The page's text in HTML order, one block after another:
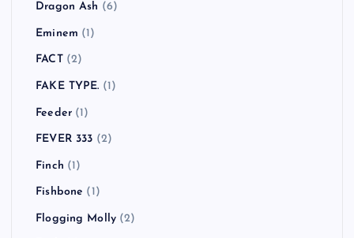
Dragon Ash (6)
Eminem (1)
FACT(2)
FAKE TYPE. (1)
Feeder(1)
FEVER 333 (2)
Finch (1)
Fishbone (1)
Flogging Molly (2)